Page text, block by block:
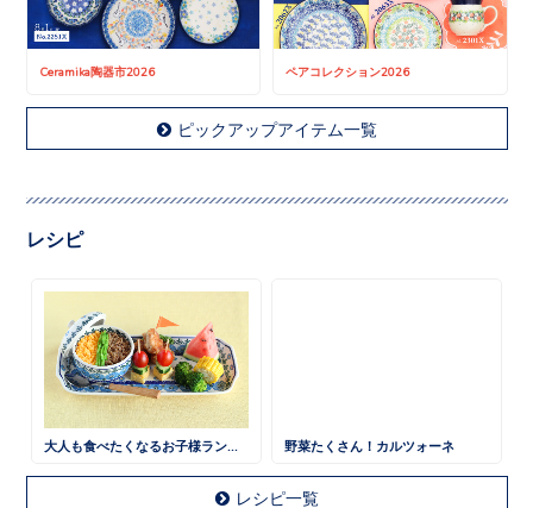
Ceramika陶器市2026 ペアコレクション2026
ピックアップアイテム一覧
レシピ
大人も食べたくなるお子様ランチ 鶏そぼろごはん 野菜たくさん！カルツォーネ
レシピ一覧